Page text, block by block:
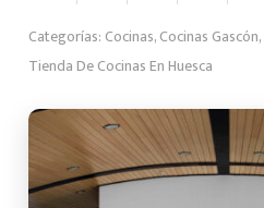
Categorías: Cocinas,Cocinas Gascón,
Tienda De Cocinas En Huesca